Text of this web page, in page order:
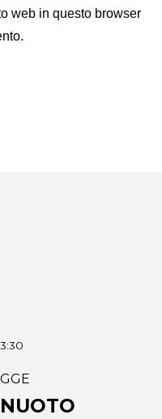
web in questo browser